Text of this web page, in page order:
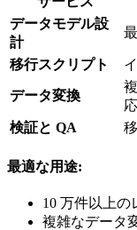
データモデル設
計
移行スクリプト
データ変換
応
検証と QA
最適な用途:
10 万件以上の
複雑なデータ